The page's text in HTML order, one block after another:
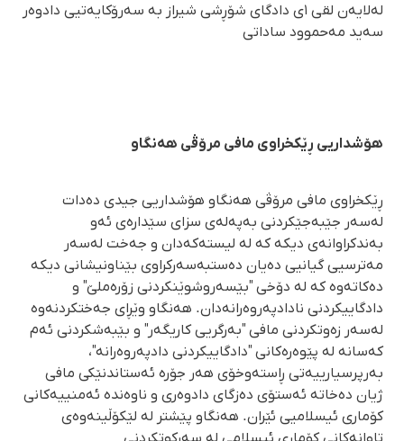
لەلایەن لقی ١ی دادگای شۆڕشی شیراز بە سەرۆکایەتیی دادوەر
سەید مەحموود ساداتی
هۆشداریی ڕێکخراوی مافی مرۆڤی هەنگاو
ڕێکخراوی مافی مرۆڤی هەنگاو هۆشداریی جیدی دەدات
لەسەر جێبەجێکردنی بەپەلەی سزای سێدارەی ئەو
بەندکراوانەی دیکە کە لە لیستەکەدان و جەخت لەسەر
مەترسیی گیانیی دەیان دەستبەسەرکراوی بێناونیشانی دیکە
دەکاتەوە کە لە دۆخی "بێسەروشوێنکردنی زۆرەملێ" و
دادگاییکردنی نادادپەروەرانەدان. هەنگاو وێڕای جەختکردنەوە
لەسەر زەوتکردنی مافی "بەرگریی کاریگەر" و بێبەشکردنی ئەم
کەسانە لە پێوەرەکانی "دادگاییکردنی دادپەروەرانە"،
بەرپرسیارییەتی ڕاستەوخۆی هەر جۆرە ئەستاندنێکی مافی
ژیان دەخاتە ئەستۆی دەزگای دادوەری و ناوەندە ئەمنییەکانی
کۆماری ئیسلامیی ئێران. هەنگاو پێشتر لە لێکۆڵینەوەی